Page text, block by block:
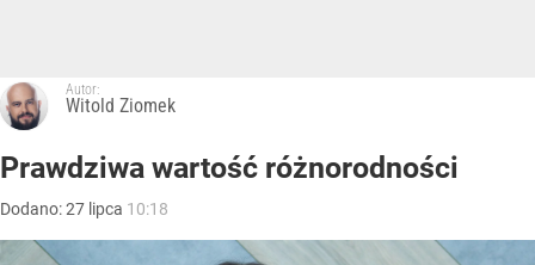
Autor:
Witold Ziomek
Prawdziwa wartość różnorodności
Dodano:27 lipca 10:18